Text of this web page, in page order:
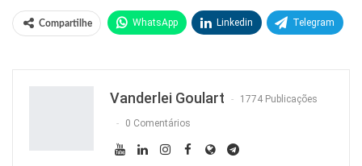
Compartilhe WhatsApp Linkedin Telegram
Vanderlei Goulart 1774 Publicações
0 Comentários